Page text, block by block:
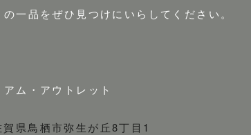
一品をぜひ見つけにいらしてください。
ム・アウトレット
県鳥栖市弥生が丘8丁目1